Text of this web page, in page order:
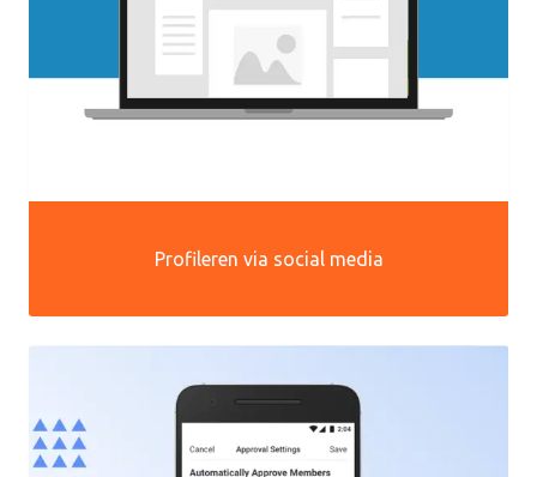
Profileren via social media